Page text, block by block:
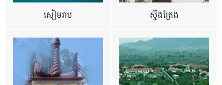
សៀមរាប ស្ទឹងត្រែង